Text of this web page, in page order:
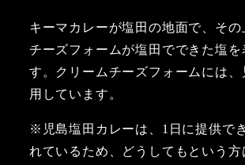
キーマカレーが塩田の地面で、その
チーズフォームが塩田でできた塩を
す。クリームチーズフォームには、
用しています。
※児島塩田カレーは、1日に提供で
れているため、どうしてもという